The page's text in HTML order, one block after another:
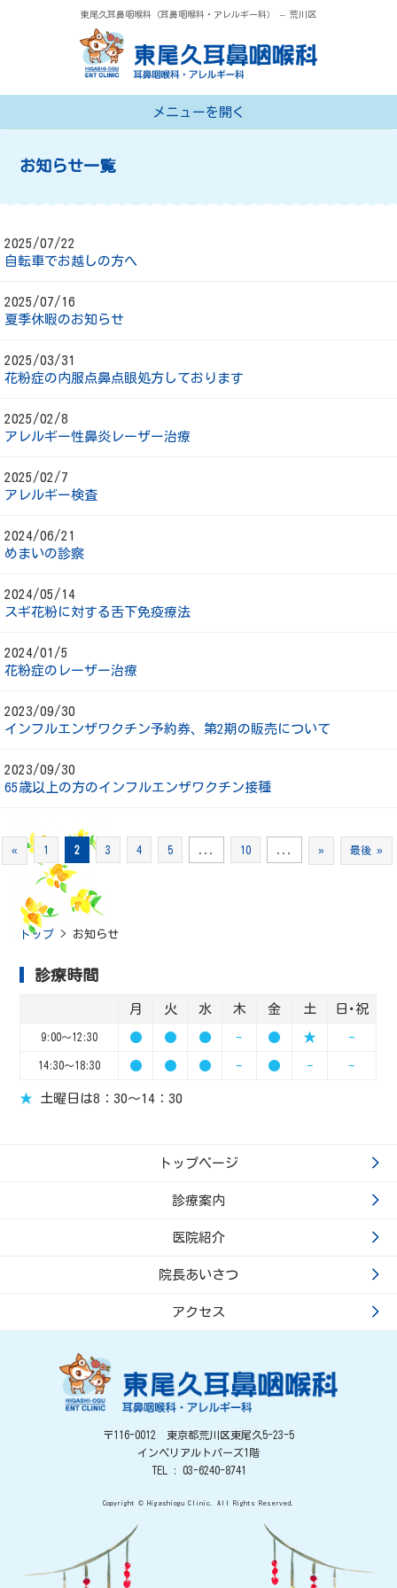
東尾久耳鼻咽喉科（耳鼻咽喉科・アレルギー科） – 荒川区
メニューを開く
お知らせ一覧
2025/07/22
自転車でお越しの方へ
2025/07/16
夏季休暇のお知らせ
2025/03/31
花粉症の内服点鼻点眼処方しております
2025/02/8
アレルギー性鼻炎レーザー治療
2025/02/7
アレルギー検査
2024/06/21
めまいの診察
2024/05/14
スギ花粉に対する舌下免疫療法
2024/01/5
花粉症のレーザー治療
2023/09/30
インフルエンザワクチン予約券、第2期の販売について
2023/09/30
65歳以上の方のインフルエンザワクチン接種
« 1 2 3 4 5 10 » 最後 »
トップ > お知らせ
診療時間
月 火 水 木 金 土 日･祝
9:00～12:30 ● ● ● - ● ★ -
14:30～18:30 ● ● ● - ● - -
★ 土曜日は8：30～14：30
トップページ
診療案内
医院紹介
院長あいさつ
アクセス
〒116-0012 東京都荒川区東尾久5-23-5
インペリアルトパーズ1階
TEL : 03-6240-8741
Copyright © Higashiogu Clinic. All Rights Reserved.